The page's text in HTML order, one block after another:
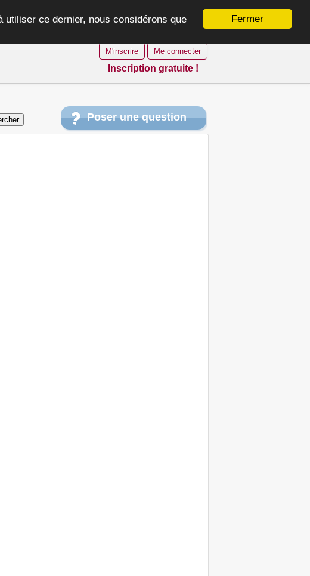
Fermer
ce dernier, nous considérons que
M'inscrire Me connecter
Inscription gratuite !
Poser une question